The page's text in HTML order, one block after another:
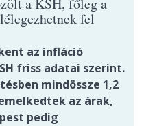
a KSH, főleg a
fel
az infláció
friss adatai szerint.
mindössze 1,2
az árak,
pedig